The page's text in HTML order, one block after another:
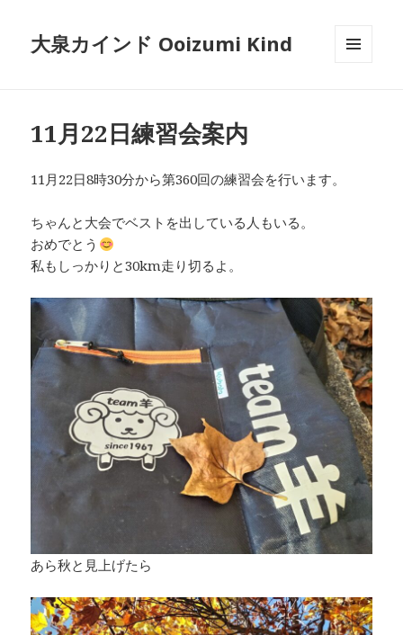
大泉カインド Ooizumi Kind
11月22日練習会案内
11月22日8時30分から第360回の練習会を行います。
ちゃんと大会でベストを出している人もいる。
おめでとう
私もしっかりと30km走り切るよ。
あら秋と見上げたら